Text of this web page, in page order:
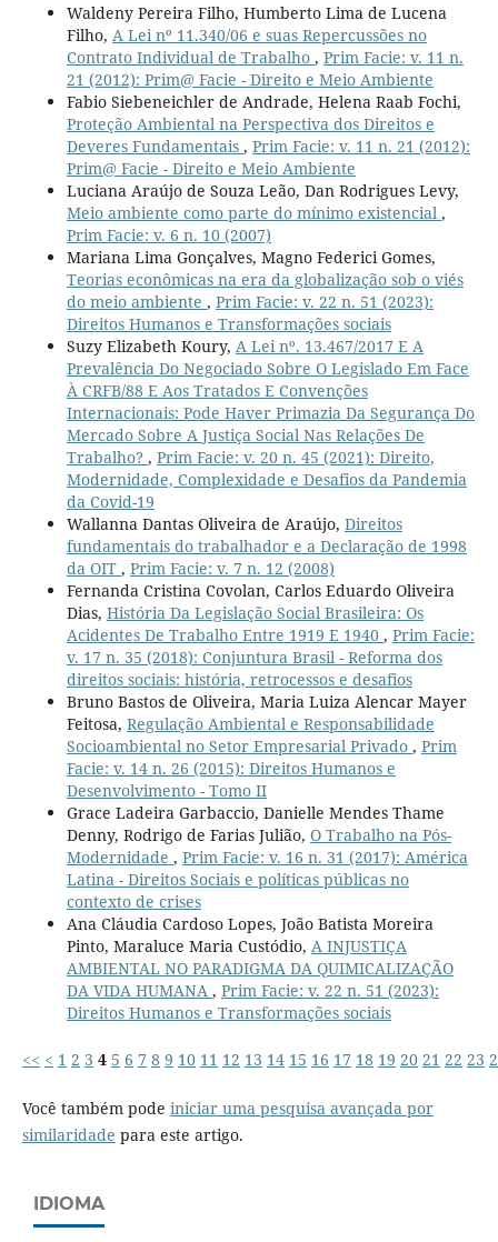
Waldeny Pereira Filho, Humberto Lima de Lucena
Filho, A Lei nº 11.340/06 e suas Repercussões no
Contrato Individual de Trabalho , Prim Facie: v. 11 n.
21 (2012): Prim@ Facie - Direito e Meio Ambiente
Fabio Siebeneichler de Andrade, Helena Raab Fochi,
Proteção Ambiental na Perspectiva dos Direitos e
Deveres Fundamentais , Prim Facie: v. 11 n. 21 (2012):
Prim@ Facie - Direito e Meio Ambiente
Luciana Araújo de Souza Leão, Dan Rodrigues Levy,
Meio ambiente como parte do mínimo existencial ,
Prim Facie: v. 6 n. 10 (2007)
Mariana Lima Gonçalves, Magno Federici Gomes,
Teorias econômicas na era da globalização sob o viés
do meio ambiente , Prim Facie: v. 22 n. 51 (2023):
Direitos Humanos e Transformações sociais
Suzy Elizabeth Koury, A Lei nº. 13.467/2017 E A
Prevalência Do Negociado Sobre O Legislado Em Face
À CRFB/88 E Aos Tratados E Convenções
Internacionais: Pode Haver Primazia Da Segurança Do
Mercado Sobre A Justiça Social Nas Relações De
Trabalho? , Prim Facie: v. 20 n. 45 (2021): Direito,
Modernidade, Complexidade e Desafios da Pandemia
da Covid-19
Wallanna Dantas Oliveira de Araújo, Direitos
fundamentais do trabalhador e a Declaração de 1998
da OIT , Prim Facie: v. 7 n. 12 (2008)
Fernanda Cristina Covolan, Carlos Eduardo Oliveira
Dias, História Da Legislação Social Brasileira: Os
Acidentes De Trabalho Entre 1919 E 1940 , Prim Facie:
v. 17 n. 35 (2018): Conjuntura Brasil - Reforma dos
direitos sociais: história, retrocessos e desafios
Bruno Bastos de Oliveira, Maria Luiza Alencar Mayer
Feitosa, Regulação Ambiental e Responsabilidade
Socioambiental no Setor Empresarial Privado , Prim
Facie: v. 14 n. 26 (2015): Direitos Humanos e
Desenvolvimento - Tomo II
Grace Ladeira Garbaccio, Danielle Mendes Thame
Denny, Rodrigo de Farias Julião, O Trabalho na Pós-
Modernidade , Prim Facie: v. 16 n. 31 (2017): América
Latina - Direitos Sociais e políticas públicas no
contexto de crises
Ana Cláudia Cardoso Lopes, João Batista Moreira
Pinto, Maraluce Maria Custódio, A INJUSTIÇA
AMBIENTAL NO PARADIGMA DA QUIMICALIZAÇÃO
DA VIDA HUMANA , Prim Facie: v. 22 n. 51 (2023):
Direitos Humanos e Transformações sociais
<< < 1 2 3 4 5 6 7 8 9 10 11 12 13 14 15 16 17 18 19 20 21 22 23
Você também pode iniciar uma pesquisa avançada por
similaridade para este artigo.
IDIOMA